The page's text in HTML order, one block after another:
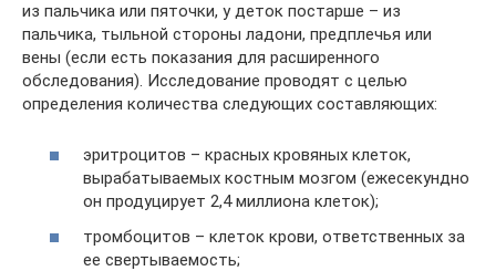
из пальчика или пяточки, у деток постарше – из
пальчика, тыльной стороны ладони, предплечья или
вены (если есть показания для расширенного
обследования). Исследование проводят с целью
определения количества следующих составляющих:
эритроцитов – красных кровяных клеток,
вырабатываемых костным мозгом (ежесекундно
он продуцирует 2,4 миллиона клеток);
тромбоцитов – клеток крови, ответственных за
ее свертываемость;